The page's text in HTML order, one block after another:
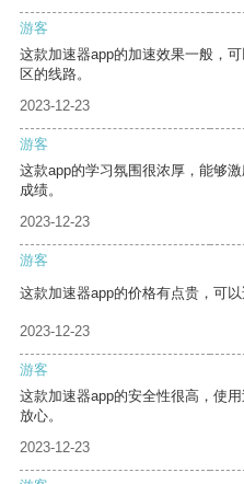
游客
这款加速器app的加速效果一般，
区的线路。
2023-12-23
游客
这款app的学习氛围很浓厚，能够
成绩。
2023-12-23
游客
这款加速器app的价格有点贵，可
2023-12-23
游客
这款加速器app的安全性很高，使
放心。
2023-12-23